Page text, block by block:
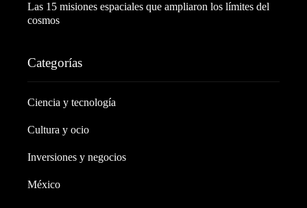
Las 15 misiones espaciales que ampliaron los límites del
cosmos
Categorías
Ciencia y tecnología
Cultura y ocio
Inversiones y negocios
México